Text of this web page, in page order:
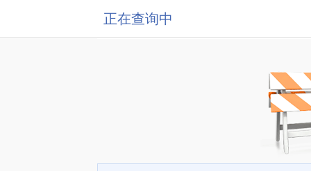
正在查询中